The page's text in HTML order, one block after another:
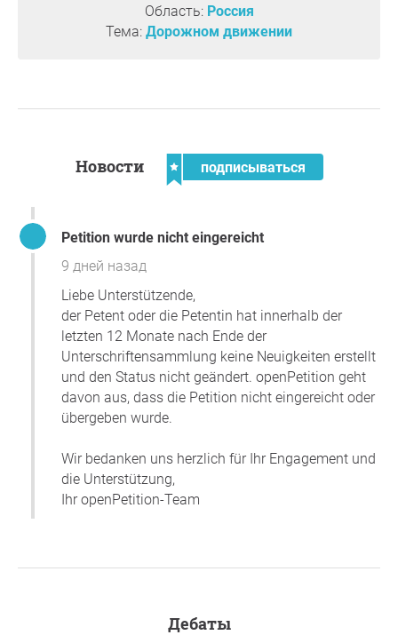
Область: Россия
Тема: Дорожном движении
Новости подписываться
Petition wurde nicht eingereicht
9 дней назад
Liebe Unterstützende,
der Petent oder die Petentin hat innerhalb der
letzten 12 Monate nach Ende der
Unterschriftensammlung keine Neuigkeiten erstellt
und den Status nicht geändert. openPetition geht
davon aus, dass die Petition nicht eingereicht oder
übergeben wurde.
Wir bedanken uns herzlich für Ihr Engagement und
die Unterstützung,
Ihr openPetition-Team
дебаты